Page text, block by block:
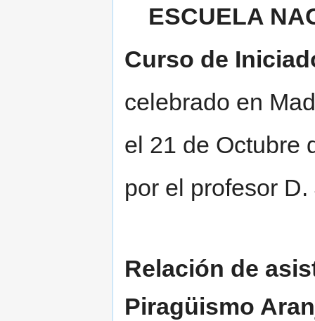
ESCUELA
Curso de
celebrado en
el 21 de Octubre
por el profesor
Relación de
Piragüismo